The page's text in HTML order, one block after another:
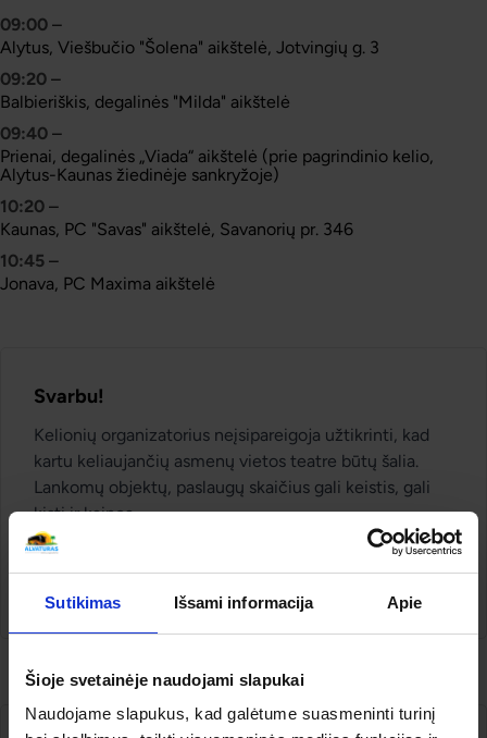
Sutikimas Išsami informacija Apie
Šioje svetainėje naudojami slapukai
Naudojame slapukus, kad galėtume suasmeninti turinį
09:00 –
Alytus, Viešbučio "Šolena" aikštelė, Jotvingių g. 3
09:20 –
Balbieriškis, degalinės "Milda" aikštelė
09:40 –
Prienai, degalinės „Viada“ aikštelė (prie pagrindinio kelio,
Alytus-Kaunas žiedinėje sankryžoje)
10:20 –
Kaunas, PC "Savas" aikštelė, Savanorių pr. 346
10:45 –
Jonava, PC Maxima aikštelė
Svarbu!
Kelionių organizatorius neįsipareigoja užtikrinti, kad
kartu keliaujančių asmenų vietos teatre būtų šalia.
Lankomų objektų, paslaugų skaičius gali keistis, gali
kisti ir kainos.
PROGRAMA yra Alvaturo nuosavybė. Panaudojus
atsakoma įstatymu nustatyta tvarka.